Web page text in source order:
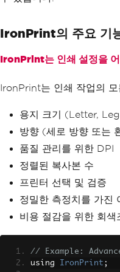
IronPrint의 주요 기
IronPrint는 인쇄 설정을
IronPrint는 인쇄 작업의
용지 크기 (Letter,
방향 (세로 방향 또는
품질 관리를 위한 DPI
정렬된 복사본 수
프린터 선택 및 검증
정밀한 측정치를 가진
비용 절감을 위한 회색
// Example:
using IronPrint ;